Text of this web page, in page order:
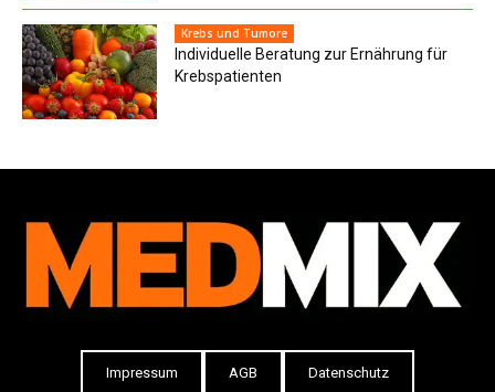
Krebs und Tumore
Individuelle Beratung zur Ernährung für
Krebspatienten
Impressum AGB Datenschutz